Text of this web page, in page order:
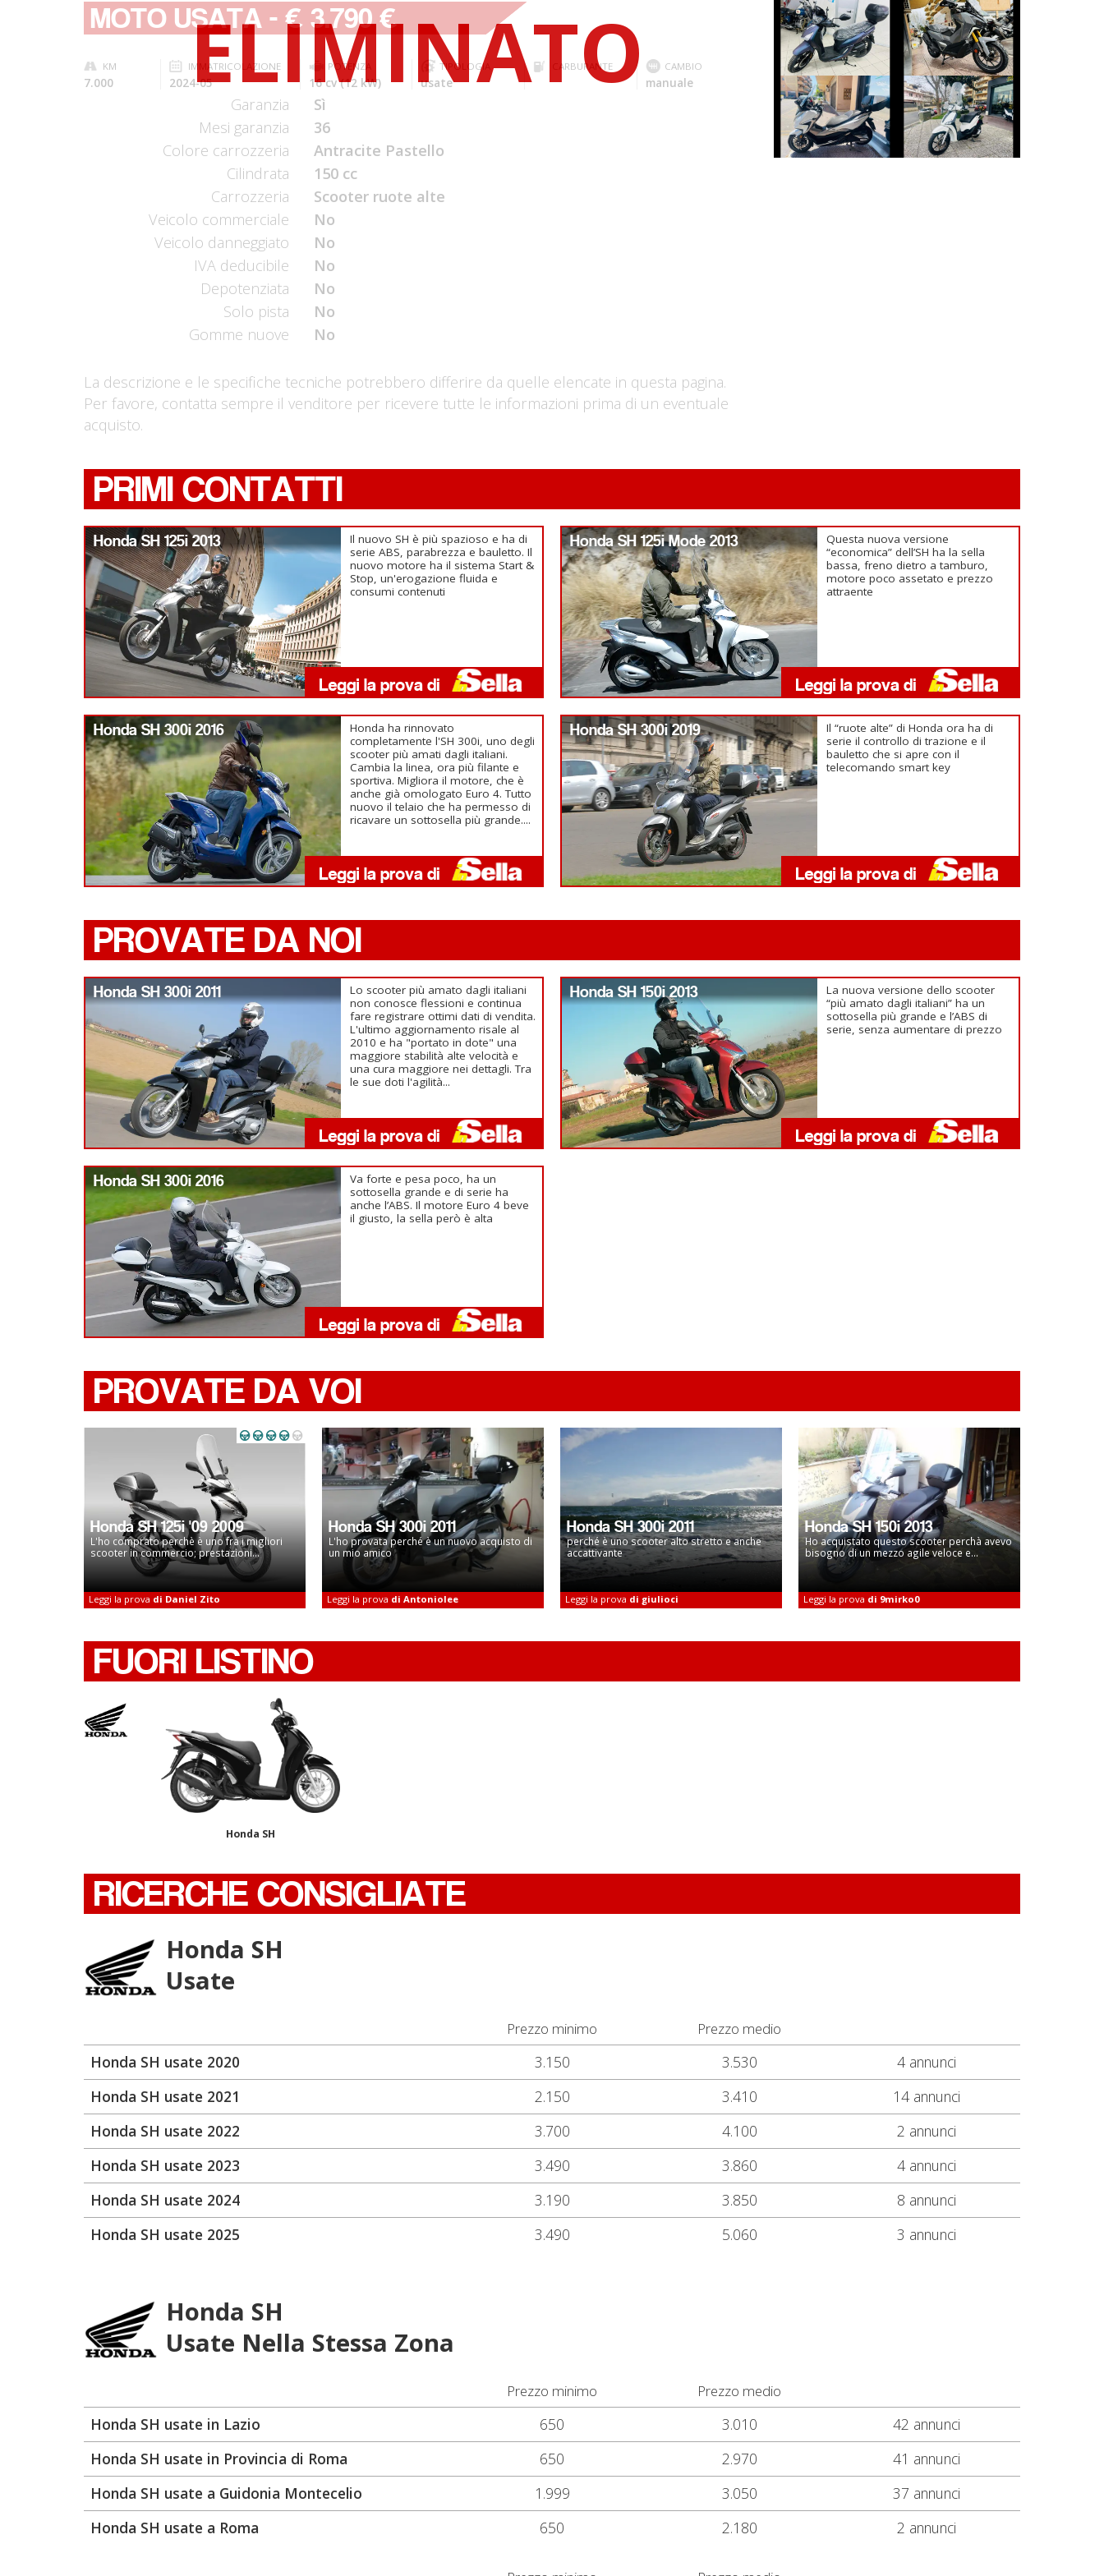
MOTO USATA - € 3.790 €
KM
7.000
IMMATRICOLAZIONE
2024-05
POTENZA
16 cv (12 kW)
TIPOLOGIA
usate
CARBURANTE CAMBIO
manuale
Garanzia
Sì
Mesi garanzia
36
Colore carrozzeria
Antracite Pastello
Cilindrata
150 cc
Carrozzeria
Scooter ruote alte
Veicolo commerciale
No
Veicolo danneggiato
No
IVA deducibile
No
Depotenziata
No
Solo pista
No
Gomme nuove
No
La descrizione e le specifiche tecniche potrebbero differire da quelle elencate in questa pagina.
Per favore, contatta sempre il venditore per ricevere tutte le informazioni prima di un eventuale
acquisto.
SYM SYMPHONY
€ 2.490 €
SYM ADX-400
€ 6.990 €
HONDA FORZA-
350
€ 4.250 €
PIAGGIO LIBERTY
€ 2.350 €
PRIMI CONTATTI
Honda SH 125i 2013
Il nuovo SH è più spazioso e ha di
serie ABS, parabrezza e bauletto. Il
nuovo motore ha il sistema Start &
Stop, un'erogazione fluida e
consumi contenuti
Honda SH 125i Mode 2013
Questa nuova versione
“economica” dell’SH ha la sella
bassa, freno dietro a tamburo,
motore poco assetato e prezzo
attraente
Honda SH 300i 2016
Honda ha rinnovato
completamente l'SH 300i, uno degli
scooter più amati dagli italiani.
Cambia la linea, ora più filante e
sportiva. Migliora il motore, che è
anche già omologato Euro 4. Tutto
nuovo il telaio che ha permesso di
ricavare un sottosella più grande....
Honda SH 300i 2019
Il “ruote alte” di Honda ora ha di
serie il controllo di trazione e il
bauletto che si apre con il
telecomando smart key
PROVATE DA NOI
Honda SH 300i 2011
Lo scooter più amato dagli italiani
non conosce flessioni e continua
fare registrare ottimi dati di vendita.
L'ultimo aggiornamento risale al
2010 e ha "portato in dote" una
maggiore stabilità alte velocità e
una cura maggiore nei dettagli. Tra
le sue doti l'agilità...
Honda SH 150i 2013
La nuova versione dello scooter
“più amato dagli italiani” ha un
sottosella più grande e l’ABS di
serie, senza aumentare di prezzo
Honda SH 300i 2016
Va forte e pesa poco, ha un
sottosella grande e di serie ha
anche l’ABS. Il motore Euro 4 beve
il giusto, la sella però è alta
PROVATE DA VOI
Honda SH 125i '09 2009
L'ho comprato perchè è uno fra i migliori
scooter in commercio; prestazioni...
Leggi la prova di Daniel Zito
Honda SH 300i 2011
L'ho provata perché è un nuovo acquisto di
un mio amico
Leggi la prova di Antoniolee
Honda SH 300i 2011
perché è uno scooter alto stretto e anche
accattivante
Leggi la prova di giulioci
Honda SH 150i 2013
Ho acquistato questo scooter perchà avevo
bisogno di un mezzo agile veloce e...
Leggi la prova di 9mirko0
FUORI LISTINO
Honda SH
RICERCHE CONSIGLIATE
Honda SH
Usate
Prezzo minimo Prezzo medio
Honda SH usate 2020 3.150 3.530
4 annunci
Honda SH usate 2021
2.150 3.410
14 annunci
Honda SH usate 2022
3.700 4.100
2 annunci
Honda SH usate 2023
3.490 3.860
4 annunci
Honda SH usate 2024
3.190 3.850
8 annunci
Honda SH usate 2025
3.490 5.060 3 annunci
Honda SH
Usate Nella Stessa Zona
Prezzo minimo Prezzo medio
Honda SH usate in Lazio 650 3.010
42 annunci
Honda SH usate in Provincia di Roma
650 2.970
41 annunci
Honda SH usate a Guidonia Montecelio
1.999 3.050
37 annunci
Honda SH usate a Roma
650 2.180 2 annunci